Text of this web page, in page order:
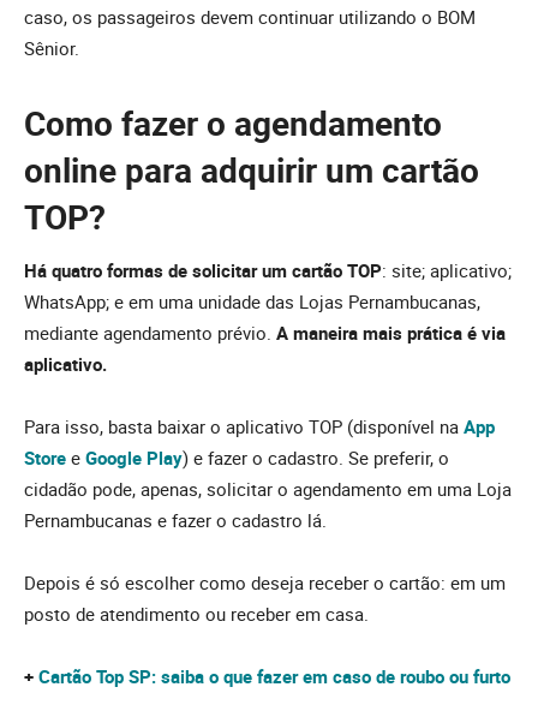
caso, os passageiros devem continuar utilizando o BOM
Sênior.
Como fazer o agendamento
online para adquirir um cartão
TOP?
Há quatro formas de solicitar um cartão TOP: site; aplicativo;
WhatsApp; e em uma unidade das Lojas Pernambucanas,
mediante agendamento prévio. A maneira mais prática é via
aplicativo.
Para isso, basta baixar o aplicativo TOP (disponível na App
Store e Google Play) e fazer o cadastro. Se preferir, o
cidadão pode, apenas, solicitar o agendamento em uma Loja
Pernambucanas e fazer o cadastro lá.
Depois é só escolher como deseja receber o cartão: em um
posto de atendimento ou receber em casa.
+ Cartão Top SP: saiba o que fazer em caso de roubo ou furto